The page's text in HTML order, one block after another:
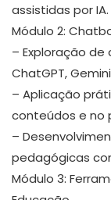
assistidas por IA.
Módulo 2:
– Exploração
ChatGPT,
– Aplicação
conteúdos e no
–
pedagógicas
Módulo 3: